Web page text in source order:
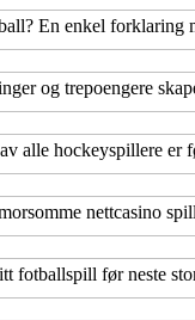
En enkel forklaring
og trepoengere
alle hockeyspillere er
nettcasino
fotballspill før neste